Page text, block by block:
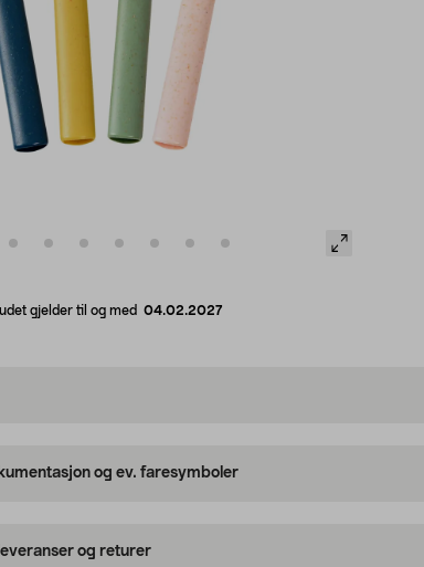
gjelder til og med 04.02.2027
og ev. faresymboler
og returer